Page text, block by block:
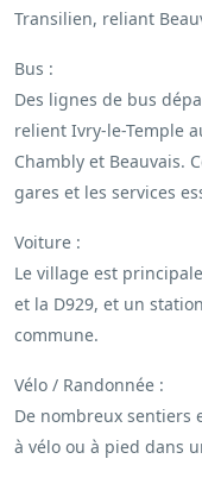
Transilien, reliant
Bus :
Des lignes de bus
relient Ivry-le-Temple
Chambly et Beauvais.
gares et les services
Voiture :
Le village est
et la D929, et un
commune.
Vélo / Randonnée :
De nombreux
à vélo ou à pied dans